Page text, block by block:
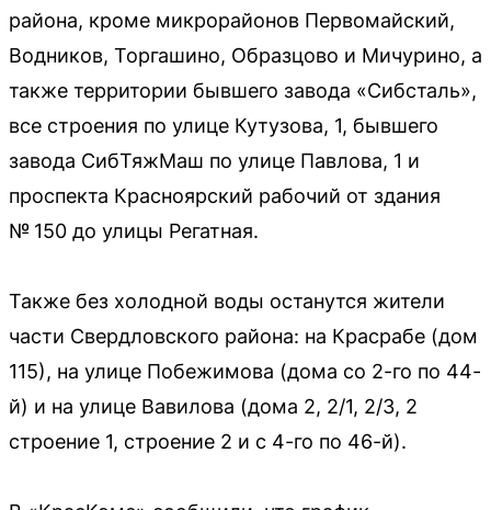
района, кроме микрорайонов Первомайский,
Водников, Торгашино, Образцово и Мичурино, а
также территории бывшего завода «Сибсталь»,
все строения по улице Кутузова, 1, бывшего
завода СибТяжМаш по улице Павлова, 1 и
проспекта Красноярский рабочий от здания
№ 150 до улицы Регатная.
Также без холодной воды останутся жители
части Свердловского района: на Красрабе (дом
115), на улице Побежимова (дома со 2-го по 44-
й) и на улице Вавилова (дома 2, 2/1, 2/3, 2
строение 1, строение 2 и с 4-го по 46-й).